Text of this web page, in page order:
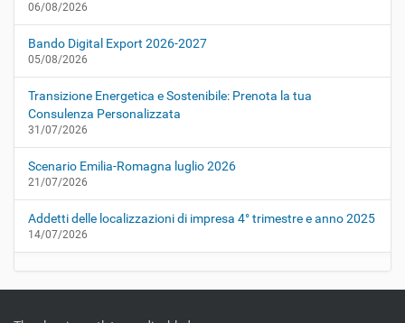
06/08/2026
Bando Digital Export 2026-2027
05/08/2026
Transizione Energetica e Sostenibile: Prenota la tua
Consulenza Personalizzata
31/07/2026
Scenario Emilia-Romagna luglio 2026
21/07/2026
Addetti delle localizzazioni di impresa 4° trimestre e anno 2025
14/07/2026